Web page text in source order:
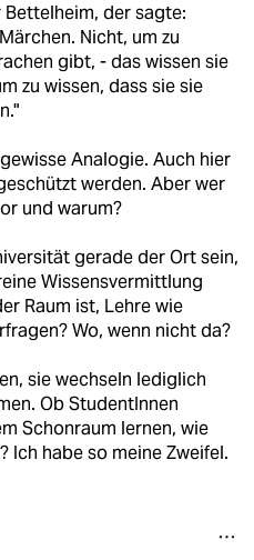
Bettelheim, der sagte:
Nicht, um zu
gibt, - das wissen sie
zu wissen, dass sie sie
Analogie. Auch hier
werden. Aber wer
und warum?
gerade der Ort sein,
Wissensvermittlung
Raum ist, Lehre wie
Wo, wenn nicht da?
sie wechseln lediglich
Ob StudentInnen
Schonraum lernen, wie
Ich habe so meine Zweifel.